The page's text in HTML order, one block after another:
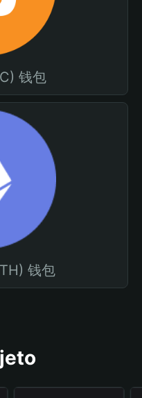
钱包
钱包